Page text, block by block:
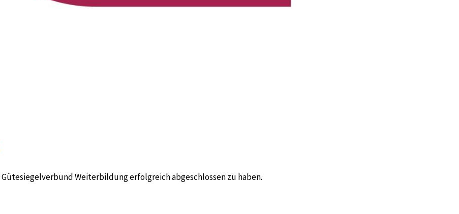
Gütesiegelverbund Weiterbildungerfolgreich abgeschlossen zu haben.